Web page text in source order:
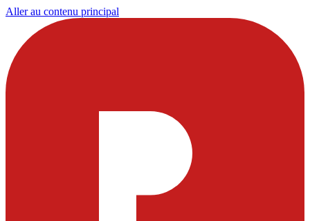
Aller au contenu principal